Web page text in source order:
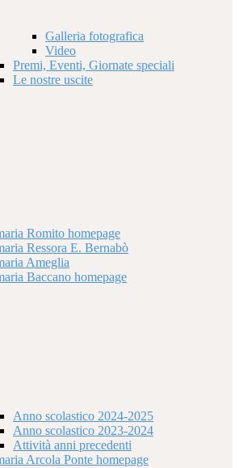
Galleria fotografica
Video
Premi, Eventi, Giornate speciali
Le nostre uscite
Romito homepage
Ressora E. Bernabò
Ameglia
Baccano homepage
Anno scolastico 2024-2025
Anno scolastico 2023-2024
Attività anni precedenti
Arcola Ponte homepage